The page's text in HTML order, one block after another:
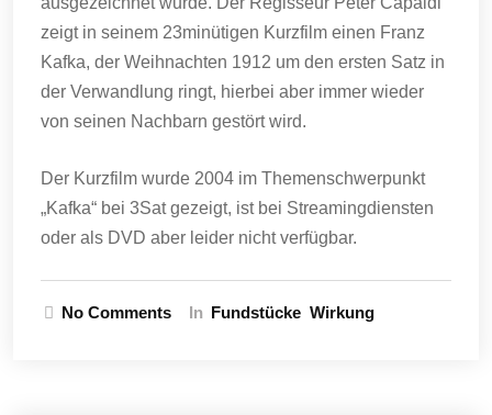
zeigt in seinem 23minütigen Kurzfilm einen Franz
Kafka, der Weihnachten 1912 um den ersten Satz in
der Verwandlung ringt, hierbei aber immer wieder
von seinen Nachbarn gestört wird.
Der Kurzfilm wurde 2004 im Themenschwerpunkt
„Kafka“ bei 3Sat gezeigt, ist bei Streamingdiensten
oder als DVD aber leider nicht verfügbar.
No Comments In Fundstücke Wirkung